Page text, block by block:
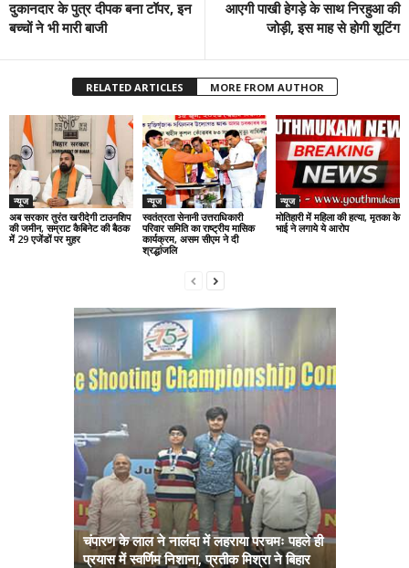
दुकानदार के पुत्र दीपक बना टॉपर, इन
बच्चों ने भी मारी बाजी
आएगी पाखी हेगड़े के साथ निरहुआ की
जोड़ी, इस माह से होगी शूटिंग
RELATED ARTICLES MORE FROM AUTHOR
न्यूज
अब सरकार तुरंत खरीदेगी टाउनशिप
की जमीन, सम्राट कैबिनेट की बैठक
में 29 एजेंडों पर मुहर
न्यूज
स्वतंत्रता सेनानी उत्तराधिकारी
परिवार समिति का राष्ट्रीय मासिक
कार्यक्रम, असम सीएम ने दी
श्रद्धांजलि
न्यूज
मोतिहारी में महिला की हत्या, मृतका के
भाई ने लगाये ये आरोप
चंपारण के लाल ने नालंदा में लहराया परचमः पहले ही
प्रयास में स्वर्णिम निशाना, प्रतीक मिश्रा ने बिहार